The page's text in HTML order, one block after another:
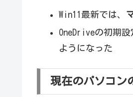
Win11最新では、
OneDriveの初期設
ようになった
現在のパソコン